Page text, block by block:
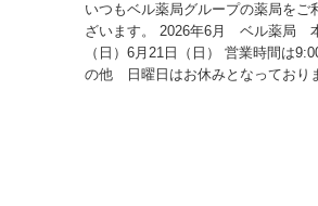
いつもベル薬局グループの薬局をご
ざいます。 2026年6月 ベル薬局
（日）6月21日（日） 営業時間は
の他 日曜日はお休みとなっており